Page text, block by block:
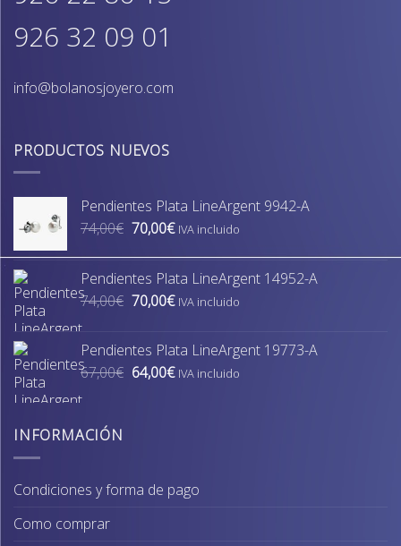
926 32 09 01
info@bolanosjoyero.com
PRODUCTOS NUEVOS
Pendientes Plata LineArgent 9942-A
74,00€ El
era:
74,00€.
70,00€El
es:
70,00€.
IVA incluido
Pendientes Plata LineArgent 14952-A
74,00€ El
era:
74,00€.
70,00€El
es:
70,00€.
IVA incluido
Pendientes Plata LineArgent 19773-A
67,00€ El
64,00€ElIVA incluido
INFORMACIÓN
Condiciones y forma de pago
Como comprar